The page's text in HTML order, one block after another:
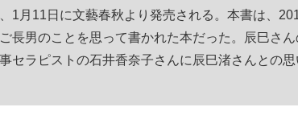
「クマが悪者扱い
1月11日に文藝春秋より発売される。本書は、
長男のことを思って書かれた本だった。辰巳さ
セラピストの石井香奈子さんに辰巳渚さんとの思